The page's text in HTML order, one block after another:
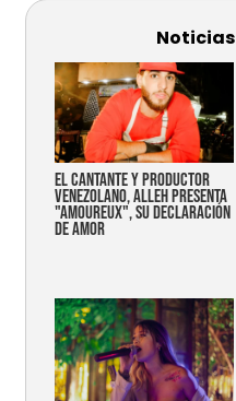
Noticias
EL CANTANTE Y PRODUCTOR
VENEZOLANO, ALLEH PRESENTA
"AMOUREUX", SU DECLARACIÓN
DE AMOR